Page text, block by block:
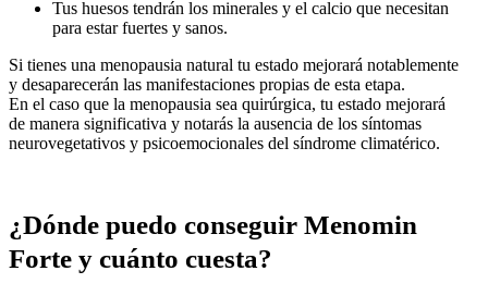
Tus huesos tendrán los minerales y el calcio que necesitan
para estar fuertes y sanos.
Si tienes una menopausia natural tu estado mejorará notablemente
y desaparecerán las manifestaciones propias de esta etapa.
En el caso que la menopausia sea quirúrgica, tu estado mejorará
de manera significativa y notarás la ausencia de los síntomas
neurovegetativos y psicoemocionales del síndrome climatérico.
¿Dónde puedo conseguir Menomin
Forte y cuánto cuesta?